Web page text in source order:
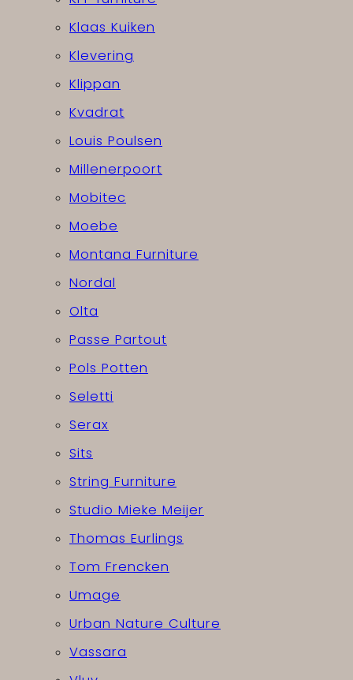
Klaas Kuiken
Klevering
Klippan
Kvadrat
Louis Poulsen
Millenerpoort
Mobitec
Moebe
Montana Furniture
Nordal
Olta
Passe Partout
Pols Potten
Seletti
Serax
Sits
String Furniture
Studio Mieke Meijer
Thomas Eurlings
Tom Frencken
Umage
Urban Nature Culture
Vassara